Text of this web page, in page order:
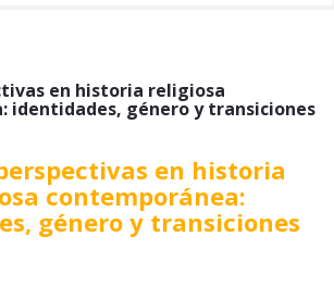
en historia religiosa
identidades, género y transiciones
en historia
contemporánea:
género y transiciones